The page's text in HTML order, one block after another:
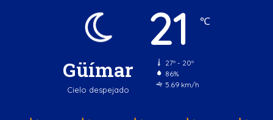
Güímar
Cielo despejado
21 ℃
27º - 20º
86%
5.69 km/h